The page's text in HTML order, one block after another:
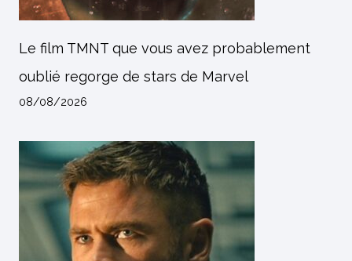
Le film TMNT que vous avez probablement
oublié regorge de stars de Marvel
08/08/2026